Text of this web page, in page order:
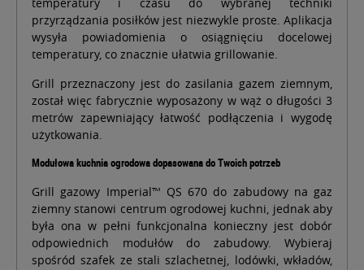
przyrządzania posiłków jest niezwykle proste. Aplikacja
wysyła powiadomienia o osiągnięciu docelowej
temperatury, co znacznie ułatwia grillowanie.
Grill przeznaczony jest do zasilania gazem ziemnym,
został więc fabrycznie wyposażony w wąż o długości 3
metrów zapewniający łatwość podłączenia i wygodę
użytkowania.
Modułowa kuchnia ogrodowa dopasowana do Twoich potrzeb
Grill gazowy Imperial™ QS 670 do zabudowy na gaz
ziemny stanowi centrum ogrodowej kuchni, jednak aby
była ona w pełni funkcjonalna konieczny jest dobór
odpowiednich modułów do zabudowy. Wybieraj
spośród szafek ze stali szlachetnej, lodówki, wkładów,